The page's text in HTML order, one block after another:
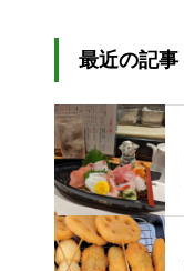
最近の記事